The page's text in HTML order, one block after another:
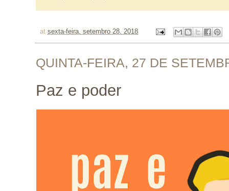
at sexta-feira, setembro 28, 2018
QUINTA-FEIRA, 27 DE
Paz e poder